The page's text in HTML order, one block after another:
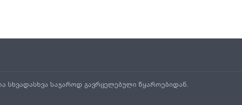
სხვადასხვა საჯაროდ გავრცელებული წყაროებიდან.